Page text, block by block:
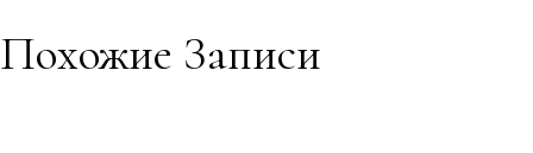
Похожие Записи